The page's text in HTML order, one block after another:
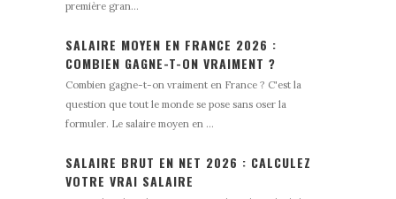
première gran...
SALAIRE MOYEN EN FRANCE 2026 :
COMBIEN GAGNE-T-ON VRAIMENT ?
Combien gagne-t-on vraiment en France ? C'est la
question que tout le monde se pose sans oser la
formuler. Le salaire moyen en ...
SALAIRE BRUT EN NET 2026 : CALCULEZ
VOTRE VRAI SALAIRE